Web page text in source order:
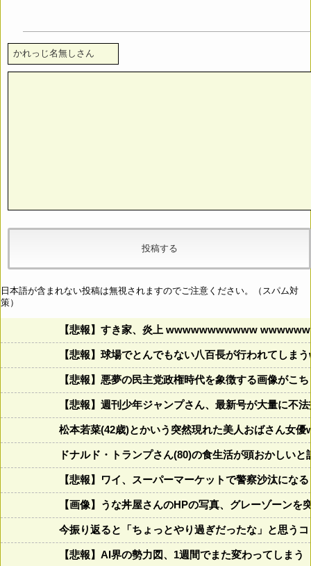
日本語が含まれない投稿は無視されますのでご注意ください。（スパム対
策）
【悲報】すき家、炎上 wwwwwwwwwww
【悲報】球場でとんでもない八百長が行われてし
【悲報】悪夢の民主党政権時代を象徴する画像がこ
【悲報】週刊少年ジャンプさん、最新号が大量に不
松本若菜(42歳)とかいう突然現れた美人おばさん女優
ドナルド・トランプさん(80)の食生活が頭おかしい
【悲報】ワイ、スーパーマーケットで警察沙汰にな
【画像】うな丼屋さんのHPの写真、グレーゾーンを
今振り返ると「ちょっとやり過ぎだったな」と思う
【悲報】AI界の勢力図、1週間でまた変わってしまう